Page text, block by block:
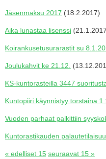
Jäsenmaksu 2017 (18.2.2017)
Aika lunastaa lisenssi
Koirankusetusurarastit su
Joulukahvit ke 21.12.
KS-kuntorasteilla 3447
Kuntopiiri käynnistyy torstaina
Vuoden parhaat palkittiin
Kuntorastikauden
« edelliset 15 seuraavat 15 »